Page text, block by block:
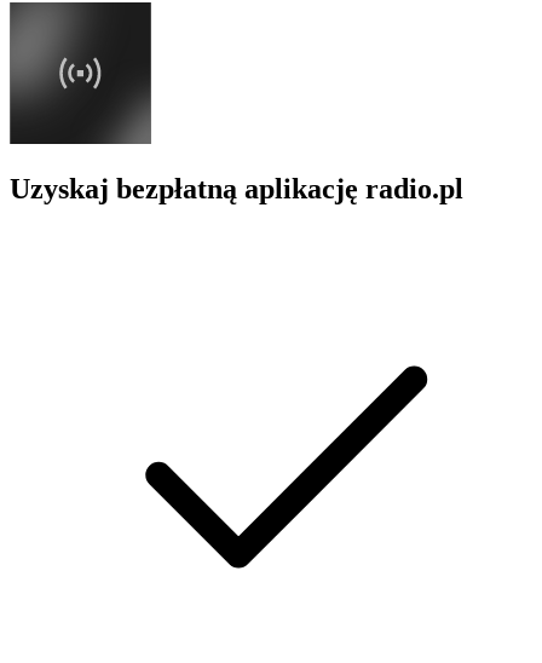
Uzyskaj bezpłatną aplikację radio.pl